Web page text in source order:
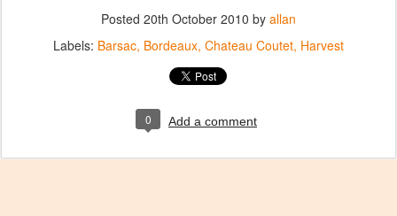
Posted 20th October 2010 by allan
Labels: Barsac Bordeaux Chateau Coutet Harvest
0 Add a comment